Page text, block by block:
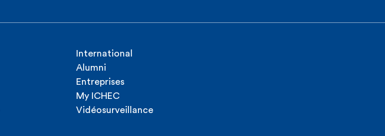
International
Alumni
Entreprises
My ICHEC
Vidéosurveillance